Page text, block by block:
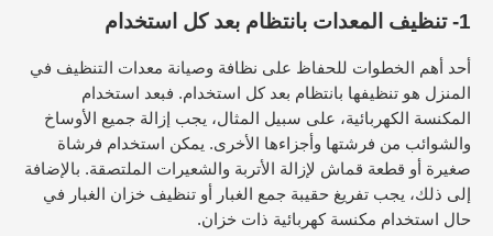
1- تنظيف المعدات بانتظام بعد كل استخدام
أحد أهم الخطوات للحفاظ على نظافة وصيانة معدات التنظيف في
المنزل هو تنظيفها بانتظام بعد كل استخدام. فبعد استخدام
المكنسة الكهربائية، على سبيل المثال، يجب إزالة جميع الأوساخ
والشوائب من فرشتها وأجزاءها الأخرى. يمكن استخدام فرشاة
صغيرة أو قطعة قماش لإزالة الأتربة والشعيرات الملتصقة. بالإضافة
إلى ذلك، يجب تفريغ حقيبة جمع الغبار أو تنظيف خزان الغبار في
حال استخدام مكنسة كهربائية ذات خزان.